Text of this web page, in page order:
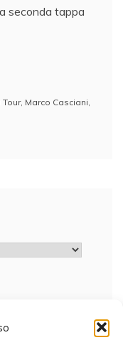
seconda tappa
, Marco Casciani,